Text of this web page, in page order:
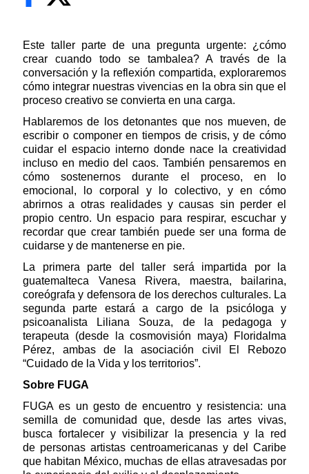
Este taller parte de una pregunta urgente: ¿cómo
crear cuando todo se tambalea? A través de la
conversación y la reflexión compartida, exploraremos
cómo integrar nuestras vivencias en la obra sin que el
proceso creativo se convierta en una carga.
Hablaremos de los detonantes que nos mueven, de
escribir o componer en tiempos de crisis, y de cómo
cuidar el espacio interno donde nace la creatividad
incluso en medio del caos. También pensaremos en
cómo sostenernos durante el proceso, en lo
emocional, lo corporal y lo colectivo, y en cómo
abrirnos a otras realidades y causas sin perder el
propio centro. Un espacio para respirar, escuchar y
recordar que crear también puede ser una forma de
cuidarse y de mantenerse en pie.
La primera parte del taller será impartida por la
guatemalteca Vanesa Rivera, maestra, bailarina,
coreógrafa y defensora de los derechos culturales. La
segunda parte estará a cargo de la psicóloga y
psicoanalista Liliana Souza, de la pedagoga y
terapeuta (desde la cosmovisión maya) Floridalma
Pérez, ambas de la asociación civil El Rebozo
“Cuidado de la Vida y los territorios”.
Sobre FUGA
FUGA es un gesto de encuentro y resistencia: una
semilla de comunidad que, desde las artes vivas,
busca fortalecer y visibilizar la presencia y la red
de personas artistas centroamericanas y del Caribe
que habitan México, muchas de ellas atravesadas por